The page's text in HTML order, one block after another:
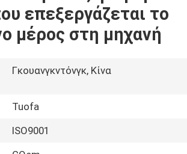
επεξεργάζεται το
μέρος στη μηχανή
Γκουανγκντόνγκ, Κίνα
Tuofa
ISO9001